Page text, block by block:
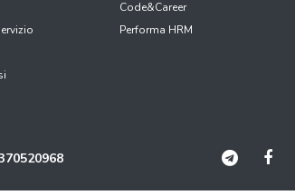
Code&Career
Performa HRM